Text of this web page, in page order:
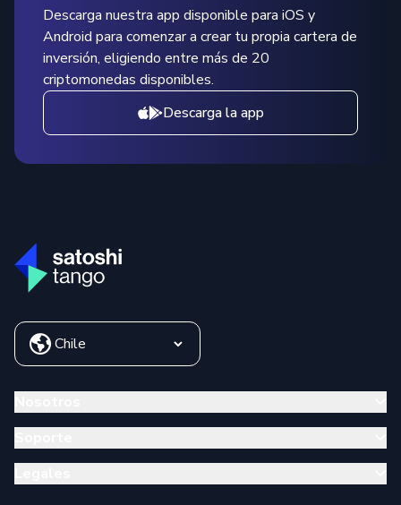
Descarga nuestra app disponible para iOS y
Android para comenzar a crear tu propia cartera de
inversión, eligiendo entre más de 20
criptomonedas disponibles.
Descarga la app